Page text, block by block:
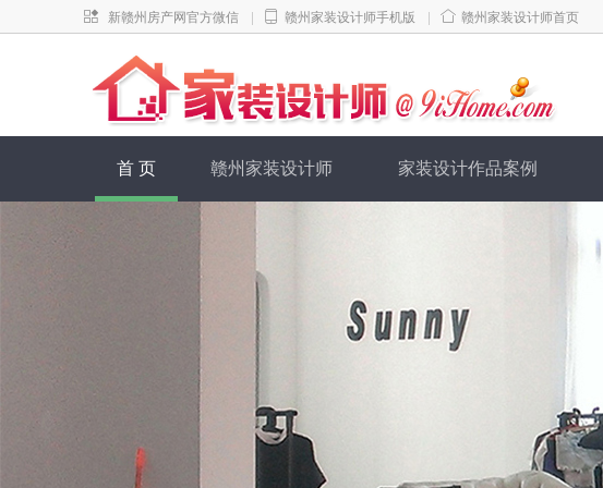
新赣州房产网官方微信 | 赣州家装设计师手机版 | 赣州家装设计师首页
首 页 赣州家装设计师 家装设计作品案例